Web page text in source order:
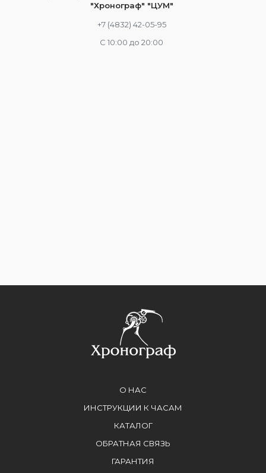
"Хронограф" "ЦУМ"
+7 (4832) 42-05-95
С 10:00 до 20:00
О НАС
ИНСТРУКЦИИ К ЧАСАМ
КАТАЛОГ
ОБРАТНАЯ СВЯЗЬ
ГАРАНТИЯ